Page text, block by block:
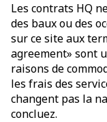
Les contrats HQ
des baux ou des
sur ce site aux
agreement» sont
raisons de
les frais des
changent pas la
concluez.